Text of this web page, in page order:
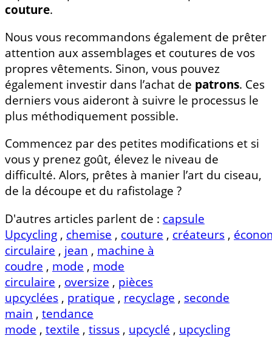
couture.
Nous vous recommandons également de prêter
attention aux assemblages et coutures de vos
propres vêtements. Sinon, vous pouvez
également investir dans l’achat de patrons. Ces
derniers vous aideront à suivre le processus le
plus méthodiquement possible.
Commencez par des petites modifications et si
vous y prenez goût, élevez le niveau de
difficulté. Alors, prêtes à manier l’art du ciseau,
de la découpe et du rafistolage ?
D'autres articles parlent de : capsule
Upcycling , chemise , couture , créateurs ,
circulaire , jean , machine à
coudre , mode , mode
circulaire , oversize , pièces
upcyclées , pratique , recyclage , seconde
main , tendance
mode , textile , tissus , upcyclé , upcycling